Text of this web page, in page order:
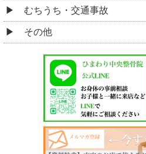
むちうち・交通事故
その他